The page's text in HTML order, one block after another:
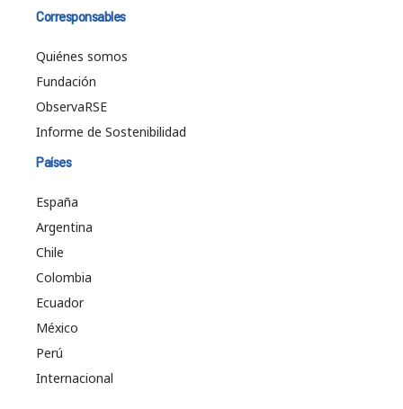
Corresponsables
Quiénes somos
Fundación
ObservaRSE
Informe de Sostenibilidad
Países
España
Argentina
Chile
Colombia
Ecuador
México
Perú
Internacional